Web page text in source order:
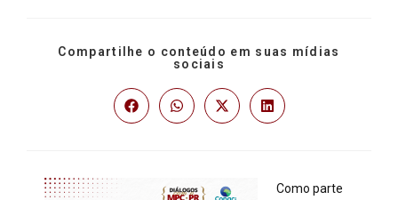
Compartilhe o conteúdo em suas mídias
sociais
Como parte